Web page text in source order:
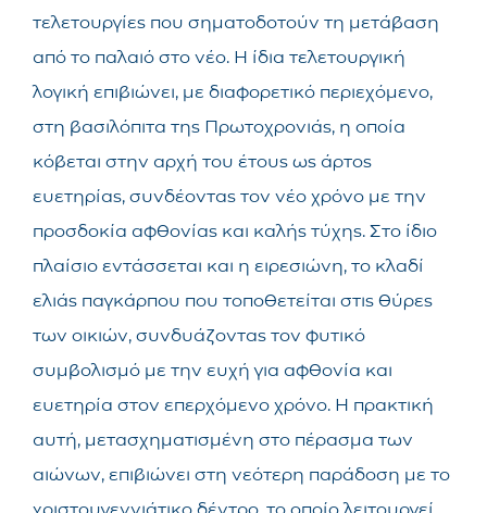
τελετουργίες που σηματοδοτούν τη μετάβαση
από το παλαιό στο νέο. Η ίδια τελετουργική
λογική επιβιώνει, με διαφορετικό περιεχόμενο,
στη βασιλόπιτα της Πρωτοχρονιάς, η οποία
κόβεται στην αρχή του έτους ως άρτος
ευετηρίας, συνδέοντας τον νέο χρόνο με την
προσδοκία αφθονίας και καλής τύχης. Στο ίδιο
πλαίσιο εντάσσεται και η ειρεσιώνη, το κλαδί
ελιάς παγκάρπου που τοποθετείται στις θύρες
των οικιών, συνδυάζοντας τον φυτικό
συμβολισμό με την ευχή για αφθονία και
ευετηρία στον επερχόμενο χρόνο. Η πρακτική
αυτή, μετασχηματισμένη στο πέρασμα των
αιώνων, επιβιώνει στη νεότερη παράδοση με το